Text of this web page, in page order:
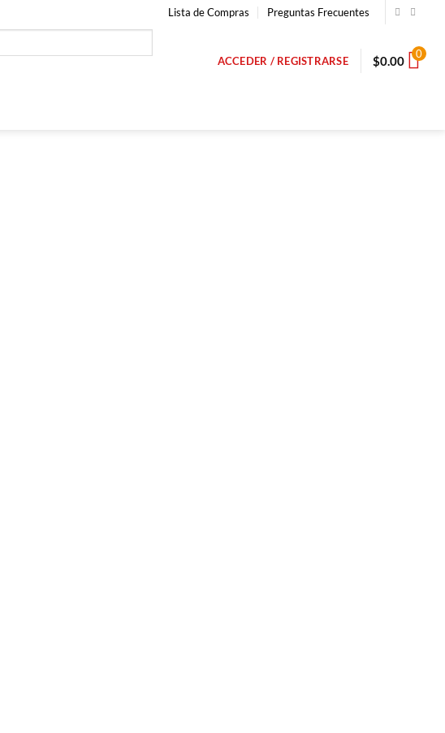
Lista de Compras Preguntas Frecuentes
ACCEDER / REGISTRARSE $0.00 0